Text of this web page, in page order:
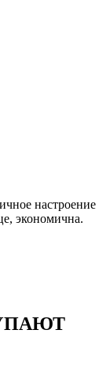
настроение
экономична.